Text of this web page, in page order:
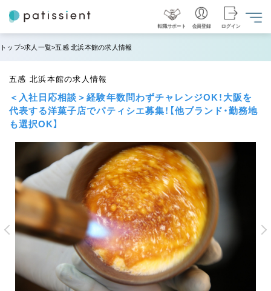
転職サポート 会員登録 ログイン
トップ 求人一覧 五感 北浜本館の求人情報
五感 北浜本館の求人情報
＜入社日応相談＞経験年数問わずチャレンジOK！大阪を
代表する洋菓子店でパティシエ募集！【他ブランド・勤務地
も選択OK】